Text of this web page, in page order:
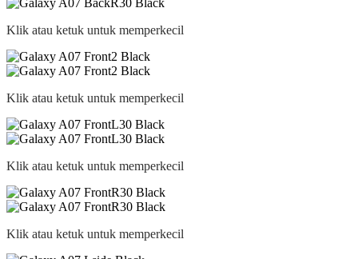
Klik atau ketuk untuk memperkecil
Klik atau ketuk untuk memperkecil
Klik atau ketuk untuk memperkecil
Klik atau ketuk untuk memperkecil